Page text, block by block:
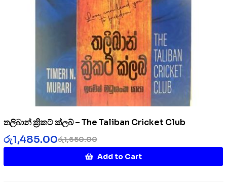
තලිබාන් ක්‍රිකට් ක්ලබ් – The Taliban Cricket Club
රු1,650.00
රු1,485.00
Add to Cart